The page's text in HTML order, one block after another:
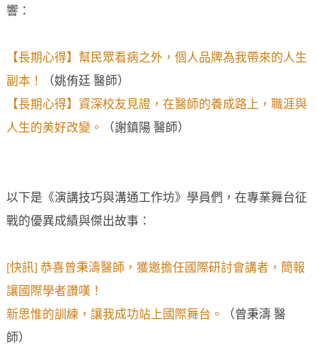
響：
【長期心得】幫民眾看病之外，個人品牌為我帶來的人生
副本！
（姚侑廷 醫師）
【長期心得】資深校友見證，在醫師的養成路上，職涯與
人生的美好改變。
（謝鎮陽 醫師）
以下是《演講技巧與溝通工作坊》學員們，在專業舞台征
戰的優異成績與傑出故事：
[快訊] 恭喜曾秉濤醫師，獲邀擔任國際研討會講者，簡報
讓國際學者讚嘆！
新思惟的訓練，讓我成功站上國際舞台。
（曾秉濤 醫
師）